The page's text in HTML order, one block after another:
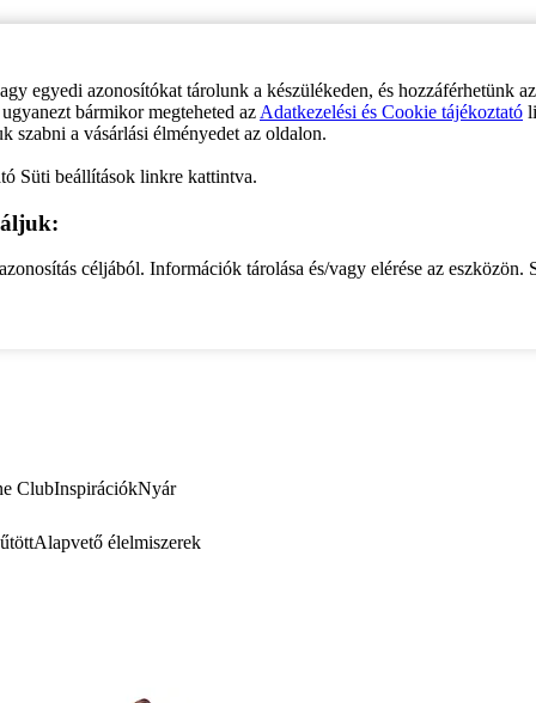
egyedi azonosítókat tárolunk a készülékeden, és hozzáférhetünk
bármikor megteheted az Adatkezelési és Cookie tájékoztató
szabni a vásárlási élményedet az oldalon.
Süti beállítások linkre kattintva.
céljából. Információk tárolása és/vagy elérése az eszközön.
ClubInspirációkNyár
Alapvető élelmiszerek